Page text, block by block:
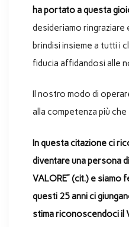
ha portato a questa
desideriamo ringraziare
brindisi insieme a tutti i
fiducia affidandosi alle
Il nostro modo di
alla competenza più che
In questa citazione ci
diventare una persona
VALORE” (cit.) e siamo
questi 25 anni ci
stima riconoscendoci il